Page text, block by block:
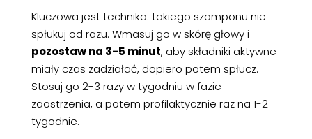
Kluczowa jest technika: takiego szamponu nie
spłukuj od razu. Wmasuj go w skórę głowy i
pozostaw na 3-5 minut, aby składniki aktywne
miały czas zadziałać, dopiero potem spłucz.
Stosuj go 2-3 razy w tygodniu w fazie
zaostrzenia, a potem profilaktycznie raz na 1-2
tygodnie.